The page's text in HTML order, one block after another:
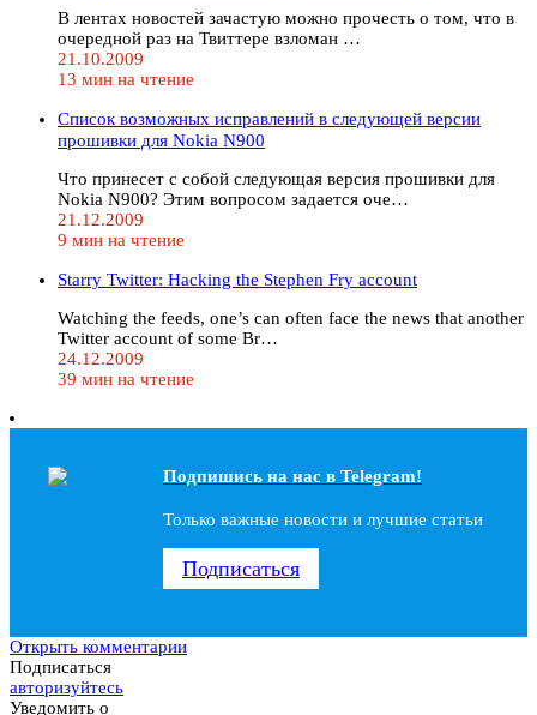
В лентах новостей зачастую можно прочесть о том, что в
очередной раз на Твиттере взломан …
21.10.2009
13 мин на чтение
Список возможных исправлений в следующей версии
прошивки для Nokia N900
Что принесет с собой следующая версия прошивки для
Nokia N900? Этим вопросом задается оче…
21.12.2009
9 мин на чтение
Starry Twitter: Hacking the Stephen Fry account
Watching the feeds, one’s can often face the news that another
Twitter account of some Br…
24.12.2009
39 мин на чтение
Подпишись на наc в Telegram!
Только важные новости и лучшие статьи
Подписаться
Открыть комментарии
Подписаться
авторизуйтесь
Уведомить о